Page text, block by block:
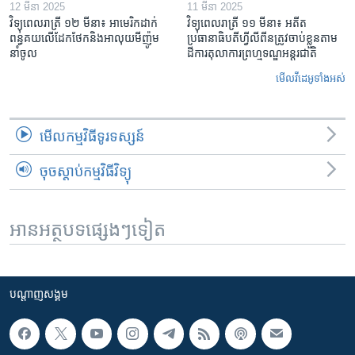
12 មីនា 2025
វិទ្យុពេលរាត្រី ១២ មីនា៖ អាមេរិក​ដាក់​
ពន្ធគយ​លើ​ដែកថែក​និង​អាលុយ​មីញ៉ូម​
នាំចូល
11 មីនា 2025
វិទ្យុពេលរាត្រី ១១ មីនា៖ អតីត​
ប្រធានាធិបតីហ្វីលីពីន​ត្រូវ​ចាប់ខ្លួនតាម
ដីការ​តុលាការ​ព្រហ្មទណ្ឌ​អន្តរជាតិ
មើល​វីដេអូ​ទាំង​អស់
មើល​កម្មវិធី​ទូរទស្សន៍
ចុចស្តាប់កម្មវិធីវិទ្យុ
អានអត្ថបទផ្សេងៗទៀត
បណ្តាញ​សង្គម